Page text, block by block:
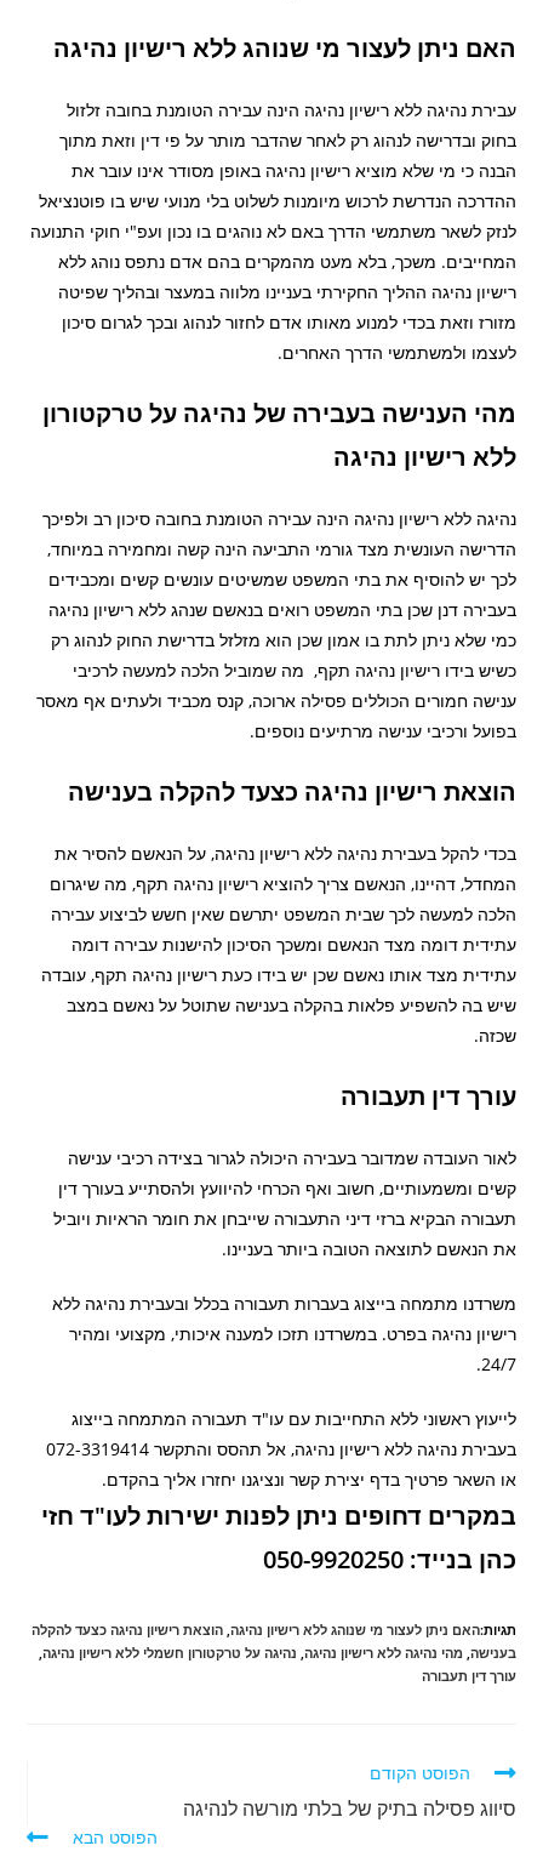
האם ניתן לעצור מי שנוהג ללא רישיון נהיגה
עבירת נהיגה ללא רישיון נהיגה הינה עבירה הטומנת בחובה זלזול
בחוק ובדרישה לנהוג רק לאחר שהדבר מותר על פי דין וזאת מתוך
הבנה כי מי שלא מוציא רישיון נהיגה באופן מסודר אינו עובר את
ההדרכה הנדרשת לרכוש מיומנות לשלוט בלי מנועי שיש בו פוטנציאל
לנזק לשאר משתמשי הדרך באם לא נוהגים בו נכון ועפ"י חוקי התנועה
המחייבים. משכך, בלא מעט מהמקרים בהם אדם נתפס נוהג ללא
רישיון נהיגה ההליך החקירתי בעניינו מלווה במעצר ובהליך שפיטה
מזורז וזאת בכדי למנוע מאותו אדם לחזור לנהוג ובכך לגרום סיכון
לעצמו ולמשתמשי הדרך האחרים.
מהי הענישה בעבירה של נהיגה על טרקטורון
ללא רישיון נהיגה
נהיגה ללא רישיון נהיגה הינה עבירה הטומנת בחובה סיכון רב ולפיכך
הדרישה העונשית מצד גורמי התביעה הינה קשה ומחמירה במיוחד,
לכך יש להוסיף את בתי המשפט שמשיטים עונשים קשים ומכבידים
בעבירה דנן שכן בתי המשפט רואים בנאשם שנהג ללא רישיון נהיגה
כמי שלא ניתן לתת בו אמון שכן הוא מזלזל בדרישת החוק לנהוג רק
כשיש בידו רישיון נהיגה תקף, מה שמוביל הלכה למעשה לרכיבי
ענישה חמורים הכוללים פסילה ארוכה, קנס מכביד ולעתים אף מאסר
בפועל ורכיבי ענישה מרתיעים נוספים.
הוצאת רישיון נהיגה כצעד להקלה בענישה
בכדי להקל בעבירת נהיגה ללא רישיון נהיגה, על הנאשם להסיר את
המחדל, דהיינו, הנאשם צריך להוציא רישיון נהיגה תקף, מה שיגרום
הלכה למעשה לכך שבית המשפט יתרשם שאין חשש לביצוע עבירה
עתידית דומה מצד הנאשם ומשכך הסיכון להישנות עבירה דומה
עתידית מצד אותו נאשם שכן יש בידו כעת רישיון נהיגה תקף, עובדה
שיש בה להשפיע פלאות בהקלה בענישה שתוטל על נאשם במצב
שכזה.
עורך דין תעבורה
לאור העובדה שמדובר בעבירה היכולה לגרור בצידה רכיבי ענישה
קשים ומשמעותיים, חשוב ואף הכרחי להיוועץ ולהסתייע בעורך דין
תעבורה הבקיא ברזי דיני התעבורה שייבחן את חומר הראיות ויוביל
את הנאשם לתוצאה הטובה ביותר בעניינו.
משרדנו מתמחה בייצוג בעברות תעבורה בכלל ובעבירת נהיגה ללא
רישיון נהיגה בפרט. במשרדנו תזכו למענה איכותי, מקצועי ומהיר
24/7.
לייעוץ ראשוני ללא התחייבות עם עו"ד תעבורה המתמחה בייצוג
בעבירת נהיגה ללא רישיון נהיגה, אל תהסס והתקשר 072-3319414
או השאר פרטיך בדף יצירת קשר ונציגנו יחזרו אליך בהקדם.
במקרים דחופים ניתן לפנות ישירות לעו"ד חזי
כהן בנייד: 050-9920250
תגיות:האם ניתן לעצור מי שנוהג ללא רישיון נהיגה הוצאת רישיון נהיגה כצעד להקלה
בענישה מהי נהיגה ללא רישיון נהיגה נהיגה על טרקטורון חשמלי ללא רישיון נהיגה
עורך דין תעבורה
הפוסט הקודם
סיווג פסילה בתיק של בלתי מורשה לנהיגה
הפוסט הבא